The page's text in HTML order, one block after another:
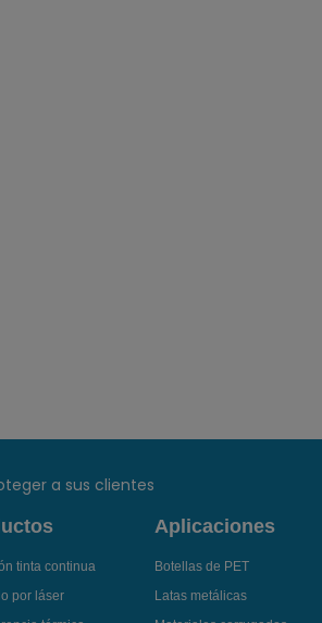
a sus clientes
tinta continua
por láser
Aplicaciones
Botellas de PET
Latas metálicas